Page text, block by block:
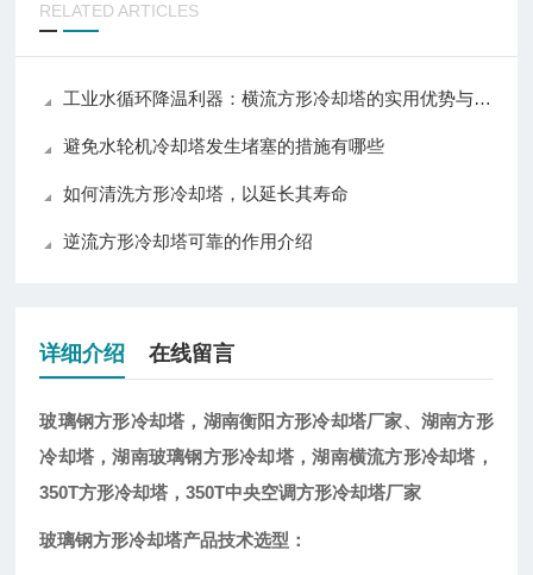
RELATED ARTICLES
工业水循环降温利器：横流方形冷却塔的实用优势与普及价值
避免水轮机冷却塔发生堵塞的措施有哪些
如何清洗方形冷却塔，以延长其寿命
逆流方形冷却塔可靠的作用介绍
详细介绍 在线留言
玻璃钢方形冷却塔，湖南衡阳方形冷却塔厂家、湖南方形
冷却塔，湖南玻璃钢方形冷却塔，湖南横流方形冷却塔，
350T方形冷却塔，350T中央空调方形冷却塔厂家
玻璃钢方形冷却塔产品技术选型：